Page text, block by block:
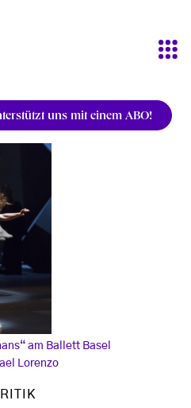
uns mit einem ABO!
am Ballett Basel
Lorenzo